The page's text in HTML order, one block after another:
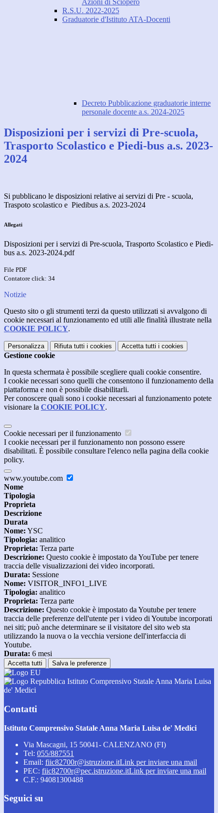
Azioni di Sciopero
R.S.U. 2022-2025
Graduatorie d'Istituto ATA-Docenti
Decreto Pubblicazione graduatorie interne
personale docente a.s. 2024-2025
Disposizioni per i servizi di Pre-scuola,
Trasporto Scolastico e Piedi-bus a.s. 2023-
2024
Si pubblicano le disposizioni relative ai servizi di Pre - scuola,
Traspoto scolastico e Piedibus a.s. 2023-2024
Allegati
Disposizioni per i servizi di Pre-scuola, Trasporto Scolastico e Piedi-
bus a.s. 2023-2024.pdf
File PDF
Contatore click: 34
Notizie
Questo sito o gli strumenti terzi da questo utilizzati si avvalgono di
cookie necessari al funzionamento ed utili alle finalità illustrate nella
COOKIE POLICY.
Personalizza Rifiuta tutti i cookies Accetta tutti i cookies
Gestione cookie
In questa schermata è possibile scegliere quali cookie consentire.
I cookie necessari sono quelli che consentono il funzionamento della
piattaforma e non è possibile disabilitarli.
Per conoscere quali sono i cookie necessari al funzionamento potete
visionare la COOKIE POLICY.
Cookie necessari per il funzionamento
I cookie necessari per il funzionamento non possono essere
disabilitati. È possibile consultare l'elenco nella pagina della cookie
policy.
www.youtube.com
Nome
Tipologia
Proprieta
Descrizione
Durata
Nome: YSC
Tipologia: analitico
Proprieta: Terza parte
Descrizione: Questo cookie è impostato da YouTube per tenere
traccia delle visualizzazioni dei video incorporati.
Durata: Sessione
Nome: VISITOR_INFO1_LIVE
Tipologia: analitico
Proprieta: Terza parte
Descrizione: Questo cookie è impostato da Youtube per tenere
traccia delle preferenze dell'utente per i video di Youtube incorporati
nei siti; può anche determinare se il visitatore del sito web sta
utilizzando la nuova o la vecchia versione dell'interfaccia di
Youtube.
Durata: 6 mesi
Accetta tutti Salva le preferenze
Istituto Comprensivo Statale Anna Maria Luisa
de' Medici
Contatti
Istituto Comprensivo Statale Anna Maria Luisa de' Medici
Via Mascagni, 15 50041- CALENZANO (FI)
Tel: 055/887551
Email: fiic82700r@istruzione.itLink per inviare una mail
PEC: fiic82700r@pec.istruzione.itLink per inviare una mail
C.F.: 94081300488
Seguici su